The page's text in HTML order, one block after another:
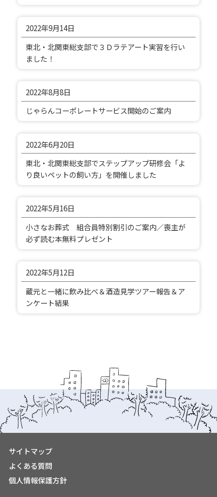
2022年9月14日
東北・北関東総支部で３Ｄラテアート実習を行い
ました！
2022年8月8日
じゃらんコーポレートサービス開始のご案内
2022年6月20日
東北・北関東総支部でステップアップ研修会「よ
り良いペットの飼い方」を開催しました
2022年5月16日
小さなお葬式 組合員特別割引のご案内／喪主が
必ず読む本無料プレゼント
2022年5月12日
蔵元と一緒に飲み比べ＆酒造見学ツアー報告＆ア
ンケート結果
サイトマップ
よくある質問
個人情報保護方針